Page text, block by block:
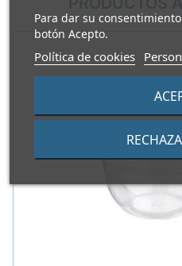
Para dar su
botón Acepto.
Política de cookies